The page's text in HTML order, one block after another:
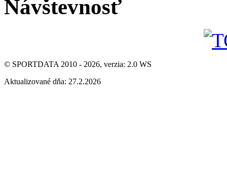
Návštevnosť
© SPORTDATA 2010 - 2026, verzia: 2.0 WS
Aktualizované dňa: 27.2.2026